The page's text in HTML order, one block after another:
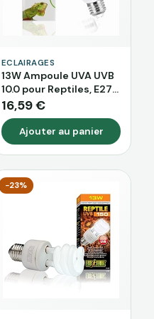
ECLAIRAGES
13W Ampoule UVA UVB
10.0 pour Reptiles, E27
Lamp UVB pour Tortue,
AC 220V Lampe
Fluorescente
Compacte pour
Terrarium Tortue
Lézard Caméléon
16,59 €
Ajouter au panier
−23%